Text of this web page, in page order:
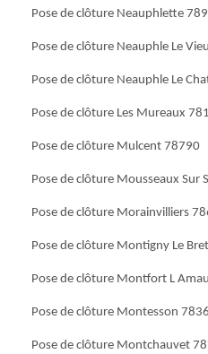
Pose de clôture Neauphlette
Pose de clôture Neauphle Le
Pose de clôture Neauphle Le
Pose de clôture Les Mureaux
Pose de clôture Mulcent 78790
Pose de clôture Mousseaux Sur
Pose de clôture Morainvilliers
Pose de clôture Montigny Le
Pose de clôture Montfort L
Pose de clôture Montesson
Pose de clôture Montchauvet